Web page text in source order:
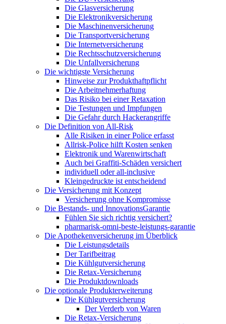
Die Glasversicherung
Die Elektronikversicherung
Die Maschinenversicherung
Die Transportversicherung
Die Internetversicherung
Die Rechtsschutzversicherung
Die Unfallversicherung
Die wichtigste Versicherung
Hinweise zur Produkthaftpflicht
Die Arbeitnehmerhaftung
Das Risiko bei einer Retaxation
Die Testungen und Impfungen
Die Gefahr durch Hackerangriffe
Die Definition von All-Risk
Alle Risiken in einer Police erfasst
Allrisk-Police hilft Kosten senken
Elektronik und Warenwirtschaft
Auch bei Graffiti-Schäden versichert
individuell oder all-inclusive
Kleingedruckte ist entscheidend
Die Versicherung mit Konzept
Versicherung ohne Kompromisse
Die Bestands- und InnovationsGarantie
Fühlen Sie sich richtig versichert?
pharmarisk-omni-beste-leistungs-garantie
Die Apothekenversicherung im Überblick
Die Leistungsdetails
Der Tarifbeitrag
Die Kühlgutversicherung
Die Retax-Versicherung
Die Produktdownloads
Die optionale Produkterweiterung
Die Kühlgutversicherung
Der Verderb von Waren
Die Retax-Versicherung